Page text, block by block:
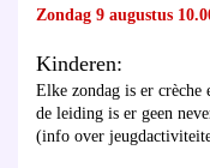
Zondag 9 augustus
Kinderen:
Elke zondag is er crèche
de leiding is er geen
(info over